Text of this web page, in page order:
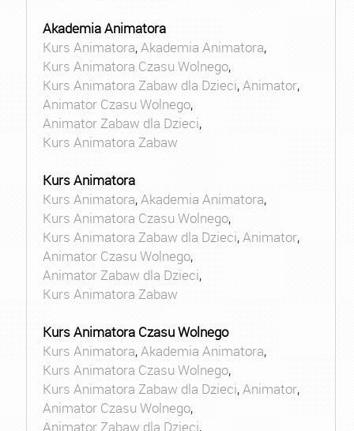
Akademia Animatora
Kurs Animatora,Akademia Animatora,
Kurs Animatora Czasu Wolnego,
Kurs Animatora Zabaw dla Dzieci,Animator,
Animator Czasu Wolnego,
Animator Zabaw dla Dzieci,
Kurs Animatora Zabaw
Kurs Animatora
Kurs Animatora,Akademia Animatora,
Kurs Animatora Czasu Wolnego,
Kurs Animatora Zabaw dla Dzieci,Animator,
Animator Czasu Wolnego,
Animator Zabaw dla Dzieci,
Kurs Animatora Zabaw
Kurs Animatora Czasu Wolnego
Kurs Animatora,Akademia Animatora,
Kurs Animatora Czasu Wolnego,
Kurs Animatora Zabaw dla Dzieci,Animator,
Animator Czasu Wolnego,
Animator Zabaw dla Dzieci,